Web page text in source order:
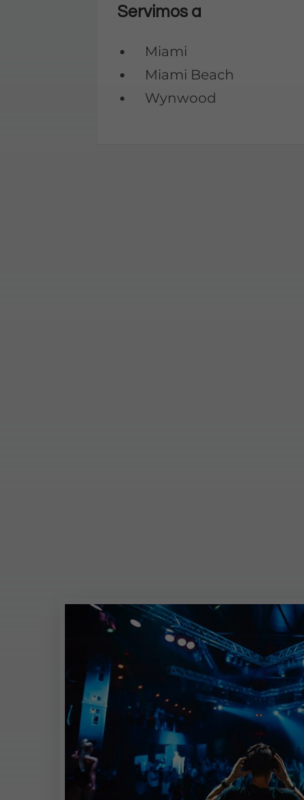
Servimos a
Miami
Miami Beach
Wynwood